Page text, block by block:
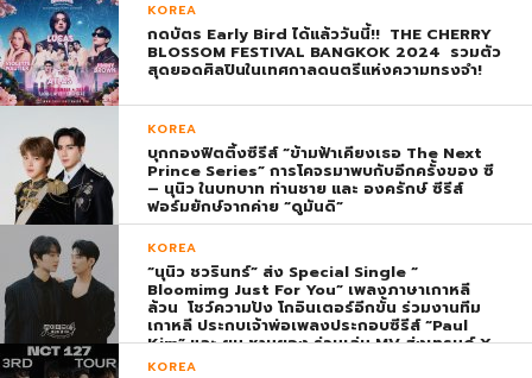
KOREA
กดบัตร Early Bird ได้แล้ววันนี้!! THE CHERRY
BLOSSOM FESTIVAL BANGKOK 2024 รวมตัว
สุดยอดศิลปินในเทศกาลดนตรีแห่งความทรงจำ!
KOREA
บุกกองฟิตติ้งซีรีส์ “ข้ามฟ้าเคียงเธอ The Next
Prince Series” การโคจรมาพบกับอีกครั้งของ ซี
– นุนิว ในบทบาท ท่านชาย และ องครักษ์ ซีรีส์
ฟอร์มยักษ์จากค่าย “ดูมันดิ”
KOREA
“นุนิว ชวรินทร์” ส่ง Special Single “
Bloomimg Just For You” เพลงภาษาเกาหลี
ล้วน โชว์ความปัง โกอินเตอร์อีกขั้น ร่วมงานทีม
เกาหลี ประกบเจ้าพ่อเพลงประกอบซีรีส์ “Paul
Kim” และ ยุน ชานยอง ร่วมเล่น MV ส่งเทรนด์ X
พุ่ง ติดอันดับ 1 โลก
KOREA